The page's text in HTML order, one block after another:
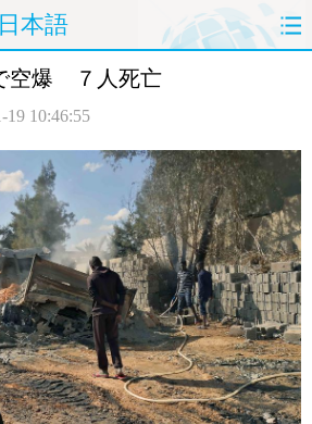
本語
政治
評論 写真
空爆 ７人死亡
19 10:46:55